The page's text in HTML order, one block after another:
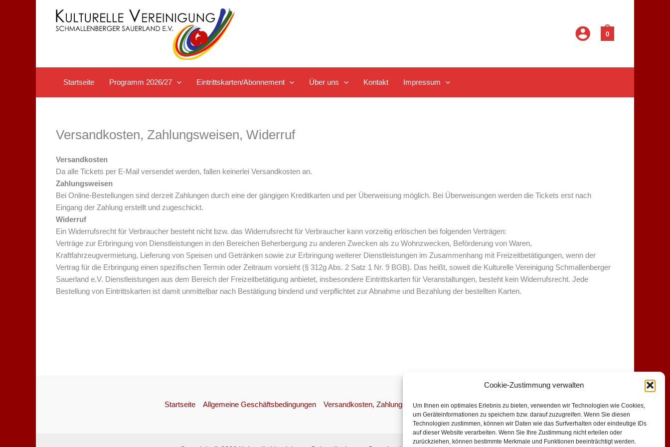
Cookie-Zustimmung verwalten
Um Ihnen ein optimales Erlebnis zu bieten, verwenden wir Technologien wie Cookies,
um Geräteinformationen zu speichern bzw. darauf zuzugreifen. Wenn Sie diesen
Technologien zustimmen, können wir Daten wie das Surfverhalten oder eindeutige IDs
auf dieser Website verarbeiten. Wenn Sie Ihre Zustimmung nicht erteilen oder
zurückziehen, können bestimmte Merkmale und Funktionen beeinträchtigt werden.
0
Startseite Programm 2026/27 Eintrittskarten/Abonnement Über uns Kontakt Impressum
Versandkosten, Zahlungsweisen, Widerruf
Versandkosten
Da alle Tickets per E-Mail versendet werden, fallen keinerlei Versandkosten an.
Zahlungsweisen
Bei Online-Bestellungen sind derzeit Zahlungen durch eine der gängigen Kreditkarten und per Überweisung möglich. Bei Überweisungen werden die Tickets erst nach
Eingang der Zahlung erstellt und zugeschickt.
Widerruf
Ein Widerrufsrecht für Verbraucher besteht nicht bzw. das Widerrufsrecht für Verbraucher kann vorzeitig erlöschen bei folgenden Verträgen:
Verträge zur Erbringung von Dienstleistungen in den Bereichen Beherbergung zu anderen Zwecken als zu Wohnzwecken, Beförderung von Waren,
Kraftfahrzeugvermietung, Lieferung von Speisen und Getränken sowie zur Erbringung weiterer Dienstleistungen im Zusammenhang mit Freizeitbetätigungen, wenn der
Vertrag für die Erbringung einen spezifischen Termin oder Zeitraum vorsieht (§ 312g Abs. 2 Satz 1 Nr. 9 BGB). Das heißt, soweit die Kulturelle Vereinigung Schmallenberger
Sauerland e.V. Dienstleistungen aus dem Bereich der Freizeitbetätigung anbietet, insbesondere Eintrittskarten für Veranstaltungen, besteht kein Widerrufsrecht. Jede
Bestellung von Eintrittskarten ist damit unmittelbar nach Bestätigung bindend und verpflichtet zur Abnahme und Bezahlung der bestellten Karten.
Startseite Allgemeine Geschäftsbedingungen Versandkosten, Zahlungsweisen, Widerruf Impressum